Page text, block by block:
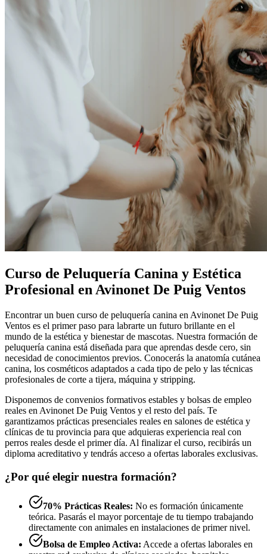
Curso de Peluquería Canina y Estética
Profesional en Avinonet De Puig Ventos
Encontrar un buen curso de peluquería canina en Avinonet De Puig
Ventos es el primer paso para labrarte un futuro brillante en el
mundo de la estética y bienestar de mascotas. Nuestra formación de
peluquería canina está diseñada para que aprendas desde cero, sin
necesidad de conocimientos previos. Conocerás la anatomía cutánea
canina, los cosméticos adaptados a cada tipo de pelo y las técnicas
profesionales de corte a tijera, máquina y stripping.
Disponemos de convenios formativos estables y bolsas de empleo
reales en Avinonet De Puig Ventos y el resto del país. Te
garantizamos prácticas presenciales reales en salones de estética y
clínicas de tu provincia para que adquieras experiencia real con
perros reales desde el primer día. Al finalizar el curso, recibirás un
diploma acreditativo y tendrás acceso a ofertas laborales exclusivas.
¿Por qué elegir nuestra formación?
70% Prácticas Reales: No es formación únicamente
teórica. Pasarás el mayor porcentaje de tu tiempo trabajando
directamente con animales en instalaciones de primer nivel.
Bolsa de Empleo Activa: Accede a ofertas laborales en